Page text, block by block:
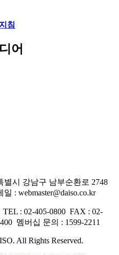
침
어
별시 강남구 남부순환로 2748
일 : webmaster@daiso.co.kr
TEL : 02-405-0800 FAX : 02-
멤버십 문의 : 1599-2211
All Rights Reserved.